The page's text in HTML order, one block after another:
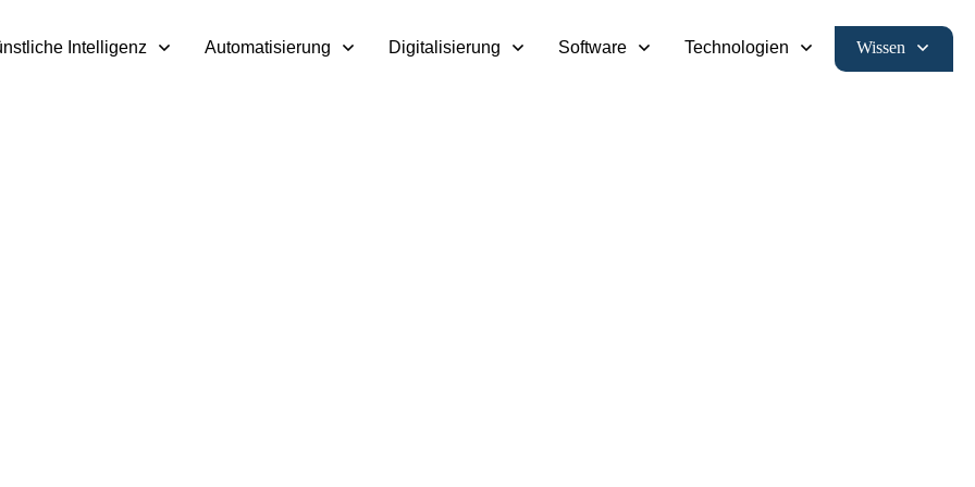
Intelligenz Automatisierung Digitalisierung Software Technologien Wissen